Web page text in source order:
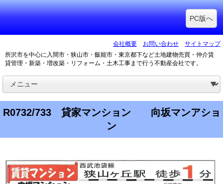
PC版へ
会社概要 お問い合わせ
サイトマップ
所沢市を中心に入間市・狭山市・飯能市・東京都下など土地建物売買・仲介賃
貸管理・新築・増改築・リフォーム・土木工事まで行う不動産会社です。
R0732/733 貸家マンション 向坂マンアショ
ン